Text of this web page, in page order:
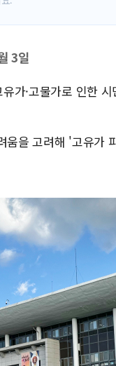
3일
가·고물가로 인한
움을 고려해 '고유가